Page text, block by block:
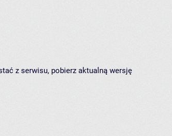
z serwisu, pobierz aktualną wersję